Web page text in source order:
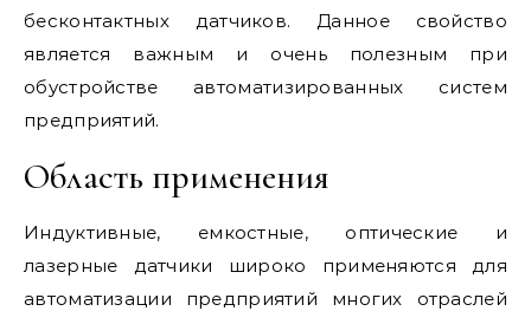
бесконтактных датчиков. Данное свойство
является важным и очень полезным при
обустройстве автоматизированных систем
предприятий.
Область применения
Индуктивные, емкостные, оптические и
лазерные датчики широко применяются для
автоматизации предприятий многих отраслей